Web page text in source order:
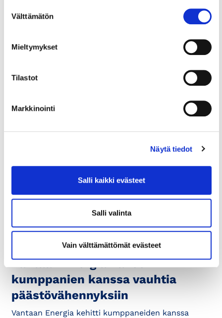
valinta
Välttämätön
Mieltymykset
Tilastot
Markkinointi
Näytä tiedot
Salli kaikki evästeet
Salli valinta
Vain välttämättömät evästeet
päällikkö
Lue myös
VASTUULLISUUS
Vantaan Energia hakee
kumppanien kanssa vauhtia
päästövähennyksiin
Vantaan Energia kehitti kumppaneiden kanssa